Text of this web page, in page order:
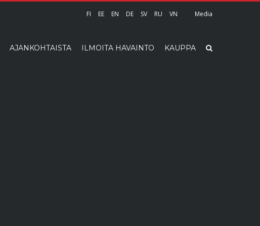
FI EE EN DE SV RU VN Media
AJANKOHTAISTA ILMOITA HAVAINTO KAUPPA